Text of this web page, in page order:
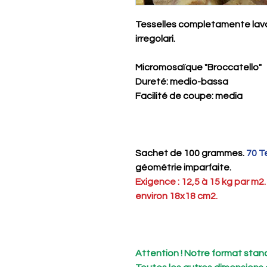
Tesselles completamente
irregolari.
Micromosaïque "Broccatello"
Dureté: medio-bassa
Facilité de coupe: media
Sachet de 100 grammes. 70
géométrie imparfaite.
Exigence : 12,5 à 15 kg par
environ 18x18 cm2.
Attention ! Notre format